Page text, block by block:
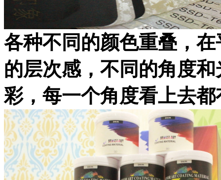
各种不同的颜色重叠，
的层次感，不同的角度
彩，每一个角度看上去